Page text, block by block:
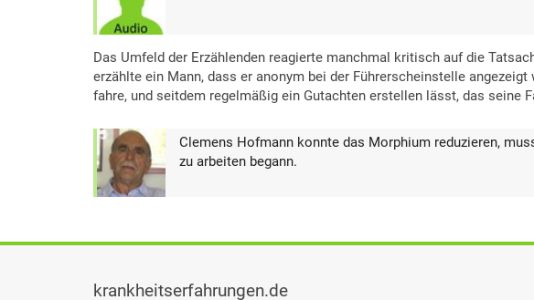
Das Umfeld der Erzählenden reagierte manchmal kritisch auf die
erzählte ein Mann, dass er anonym bei der Führerscheinstelle
fahre, und seitdem regelmäßig ein Gutachten erstellen lässt, das seine
Clemens Hofmann konnte das Morphium reduzieren,
zu arbeiten begann.
krankheitserfahrungen.de